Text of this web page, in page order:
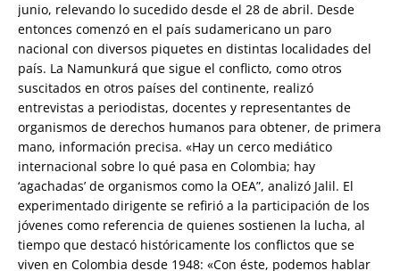
junio, relevando lo sucedido desde el 28 de abril. Desde
entonces comenzó en el país sudamericano un paro
nacional con diversos piquetes en distintas localidades del
país. La Namunkurá que sigue el conflicto, como otros
suscitados en otros países del continente, realizó
entrevistas a periodistas, docentes y representantes de
organismos de derechos humanos para obtener, de primera
mano, información precisa. «Hay un cerco mediático
internacional sobre lo qué pasa en Colombia; hay
‘agachadas’ de organismos como la OEA”, analizó Jalil. El
experimentado dirigente se refirió a la participación de los
jóvenes como referencia de quienes sostienen la lucha, al
tiempo que destacó históricamente los conflictos que se
viven en Colombia desde 1948: «Con éste, podemos hablar